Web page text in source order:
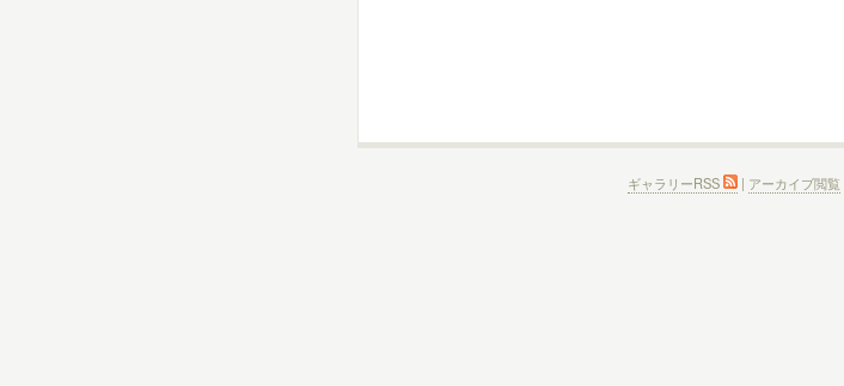
ギャラリーRSS | アーカイブ閲覧